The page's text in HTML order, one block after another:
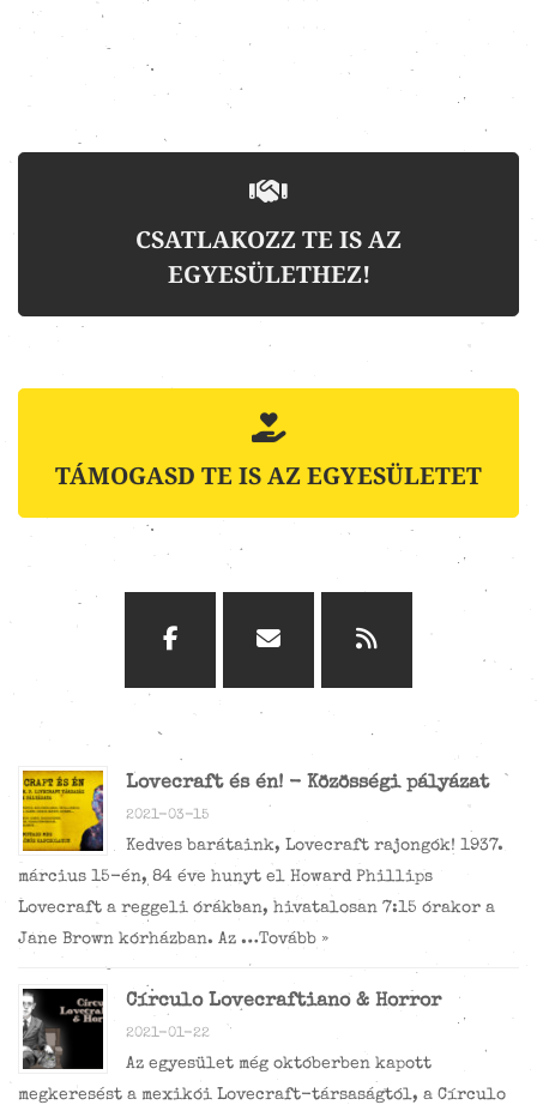
CSATLAKOZZ TE IS AZ
EGYESÜLETHEZ!
TÁMOGASD TE IS AZ EGYESÜLETET
Lovecraft és én! - Közösségi pályázat
2021-03-15
Kedves barátaink, Lovecraft rajongók! 1937.
március 15-én, 84 éve hunyt el Howard Phillips
Lovecraft a reggeli órákban, hivatalosan 7:15 órakor a
Jane Brown kórházban. Az …Tovább »
Círculo Lovecraftiano & Horror
2021-01-22
Az egyesület még októberben kapott
megkeresést a mexikói Lovecraft-társaságtól, a Círculo